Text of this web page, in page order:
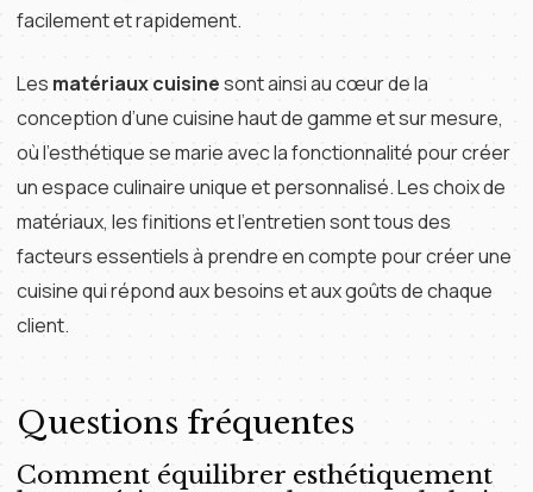
facilement et rapidement.
Les matériaux cuisinesont ainsi au cœur de la
conception d’une cuisine haut de gamme et sur mesure,
où l’esthétique se marie avec la fonctionnalité pour créer
un espace culinaire unique et personnalisé. Les choix de
matériaux, les finitions et l’entretien sont tous des
facteurs essentiels à prendre en compte pour créer une
cuisine qui répond aux besoins et aux goûts de chaque
client.
Questions fréquentes
Comment équilibrer esthétiquement